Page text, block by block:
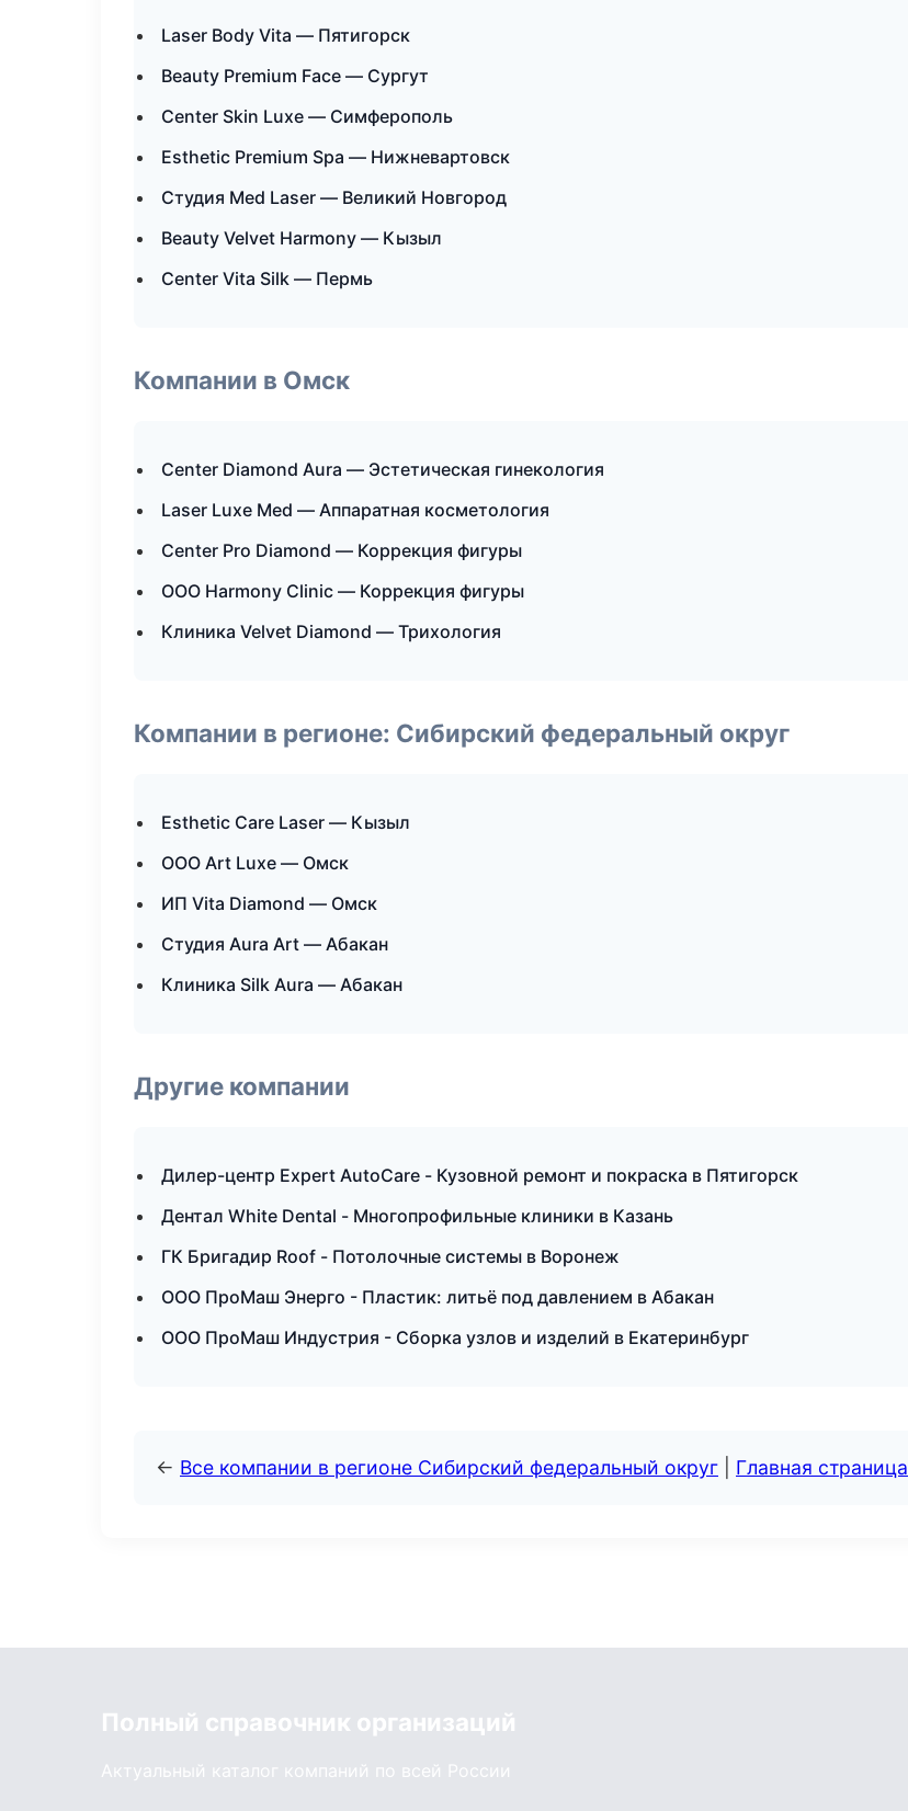
Laser Body Vita — Пятигорск
Beauty Premium Face — Сургут
Center Skin Luxe — Симферополь
Esthetic Premium Spa — Нижневартовск
Студия Med Laser — Великий Новгород
Beauty Velvet Harmony — Кызыл
Center Vita Silk — Пермь
Компании в Омск
Center Diamond Aura — Эстетическая гинекология
Laser Luxe Med — Аппаратная косметология
Center Pro Diamond — Коррекция фигуры
ООО Harmony Clinic — Коррекция фигуры
Клиника Velvet Diamond — Трихология
Компании в регионе: Сибирский федеральный округ
Esthetic Care Laser — Кызыл
ООО Art Luxe — Омск
ИП Vita Diamond — Омск
Студия Aura Art — Абакан
Клиника Silk Aura — Абакан
Другие компании
Дилер-центр Expert AutoCare - Кузовной ремонт и покраска в Пятигорск
Дентал White Dental - Многопрофильные клиники в Казань
ГК Бригадир Roof - Потолочные системы в Воронеж
ООО ПроМаш Энерго - Пластик: литьё под давлением в Абакан
ООО ПроМаш Индустрия - Сборка узлов и изделий в Екатеринбург
← Все компании в регионе Сибирский федеральный округ Главная страница
Полный справочник организаций
Актуальный каталог компаний по всей России